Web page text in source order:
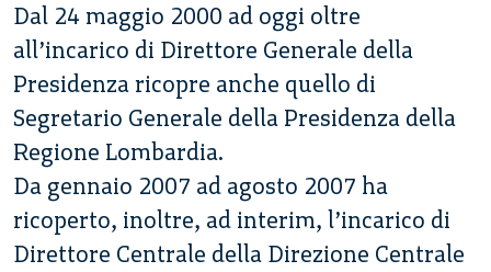
Dal 24 maggio 2000 ad oggi oltre
all’incarico di Direttore Generale della
Presidenza ricopre anche quello di
Segretario Generale della Presidenza della
Regione Lombardia.
Da gennaio 2007 ad agosto 2007 ha
ricoperto, inoltre, ad interim, l’incarico di
Direttore Centrale della Direzione Centrale